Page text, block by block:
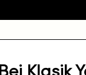
Klasik